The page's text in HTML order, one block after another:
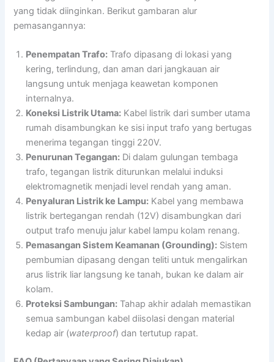
yang tidak diinginkan. Berikut gambaran alur
pemasangannya:
Penempatan Trafo: Trafo dipasang di lokasi yang
kering, terlindung, dan aman dari jangkauan air
langsung untuk menjaga keawetan komponen
internalnya.
Koneksi Listrik Utama: Kabel listrik dari sumber utama
rumah disambungkan ke sisi input trafo yang bertugas
menerima tegangan tinggi 220V.
Penurunan Tegangan: Di dalam gulungan tembaga
trafo, tegangan listrik diturunkan melalui induksi
elektromagnetik menjadi level rendah yang aman.
Penyaluran Listrik ke Lampu: Kabel yang membawa
listrik bertegangan rendah (12V) disambungkan dari
output trafo menuju jalur kabel lampu kolam renang.
Pemasangan Sistem Keamanan (Grounding): Sistem
pembumian dipasang dengan teliti untuk mengalirkan
arus listrik liar langsung ke tanah, bukan ke dalam air
kolam.
Proteksi Sambungan: Tahap akhir adalah memastikan
semua sambungan kabel diisolasi dengan material
kedap air (waterproof) dan tertutup rapat.